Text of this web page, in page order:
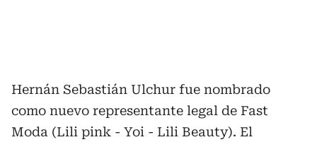
Hernán Sebastián Ulchur fue nombrado
como nuevo representante legal de Fast
Moda (Lili pink - Yoi - Lili Beauty). El